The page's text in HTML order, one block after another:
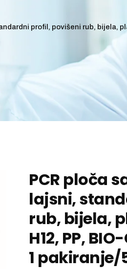
profil, povišeni rub, bijela,
PCR ploča
lajsni,
rub, bijela,
H12, PP,
1 pakiranje/